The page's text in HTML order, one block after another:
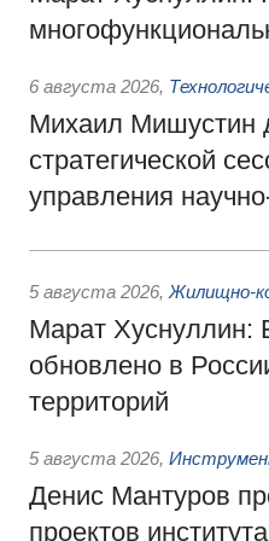
6 августа 2026,
Михаил Мишустин
стратегической
управления
5 августа 2026, Жилищно-
Марат Хуснуллин:
обновлено в
территорий
5 августа 2026,
Денис Мантуров
проектов